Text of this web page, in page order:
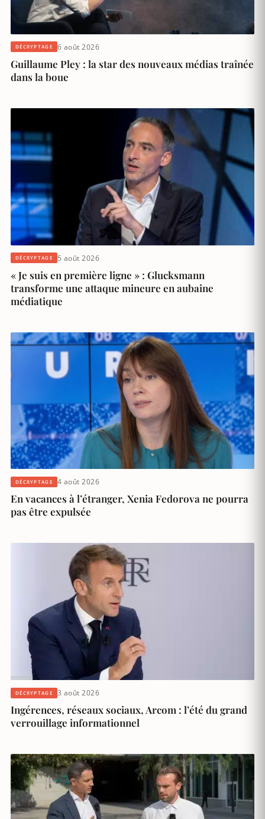
DÉCRYPTAGE 6 août 2026
Guillaume Pley : la star des nouveaux médias traînée
dans la boue
DÉCRYPTAGE 5 août 2026
« Je suis en première ligne » : Glucksmann
transforme une attaque mineure en aubaine
médiatique
DÉCRYPTAGE 4 août 2026
En vacances à l’étranger, Xenia Fedorova ne pourra
pas être expulsée
DÉCRYPTAGE 3 août 2026
Ingérences, réseaux sociaux, Arcom : l’été du grand
verrouillage informationnel